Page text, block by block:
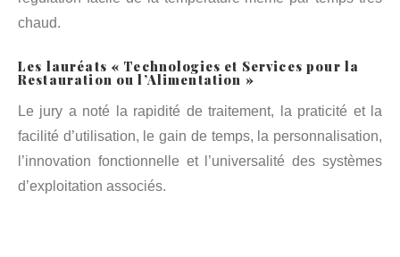
chaud.
Les lauréats « Technologies et Services pour la
Restauration ou l’Alimentation »
Le jury a noté la rapidité de traitement, la praticité et la
facilité d’utilisation, le gain de temps, la personnalisation,
l’innovation fonctionnelle et l’universalité des systèmes
d’exploitation associés.